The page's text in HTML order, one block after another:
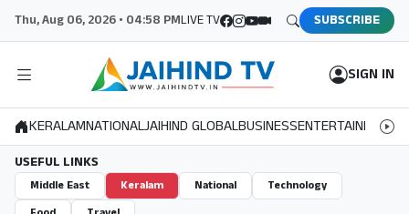
Thu, Aug 06, 2026 • 04:58 PMLIVE TV SUBSCRIBE
SIGN IN
KERALAMNATIONALJAIHIND GLOBALBUSINESSENTERTAINMENT
USEFUL LINKS
Middle East Keralam National
Technology